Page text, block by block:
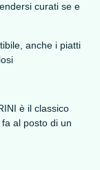
curati se e
anche i piatti
è il classico
al posto di un